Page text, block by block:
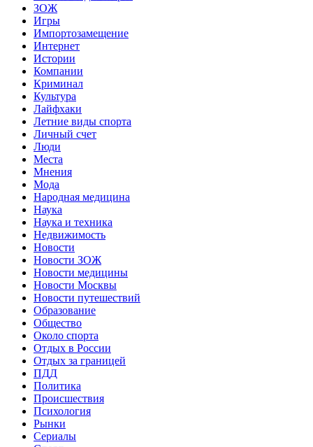
ЗОЖ
Игры
Импортозамещение
Интернет
Истории
Компании
Криминал
Культура
Лайфхаки
Летние виды спорта
Личный счет
Люди
Места
Мнения
Мода
Народная медицина
Наука
Наука и техника
Недвижимость
Новости
Новости ЗОЖ
Новости медицины
Новости Москвы
Новости путешествий
Образование
Общество
Около спорта
Отдых в России
Отдых за границей
ПДД
Политика
Происшествия
Психология
Рынки
Сериалы